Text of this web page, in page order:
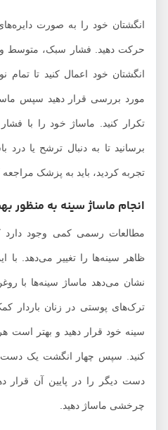
انگشتان خود را به صورت دایره‌های
حرکت دهید. فشار سبک، متوسط و
انگشتان خود اعمال کنید تا تمام
مورد بررسی قرار دهید سپس ماساژ
تکرار کنید. ماساژ خود را با فشار
برسانید تا به دنبال ترشح یا درد
تجربه کردید، باید به پزشک مراجعه کنید.
انجام ماساژ سینه به منظور
مطالعات رسمی کمی وجود دارد که
ظاهر سینه‌ها را تغییر می‌دهد. با
نشان می‌دهد ماساژ سینه‌ها با روغن
ترک‌های پوستی در زنان باردار کمک
سینه خود قرار دهید و بهتر است هر
کنید. سپس چهار انگشت یک دست را
دست دیگر را در پایین آن قرار
چرخشی ماساژ دهید.